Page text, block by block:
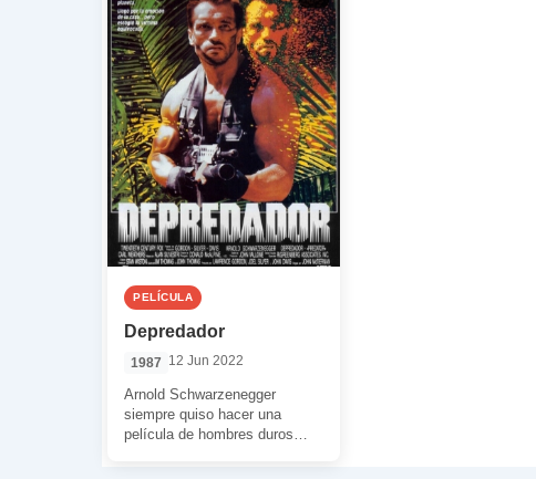
PELÍCULA
Depredador
1987 12 Jun 2022
Arnold Schwarzenegger
siempre quiso hacer una
película de hombres duros